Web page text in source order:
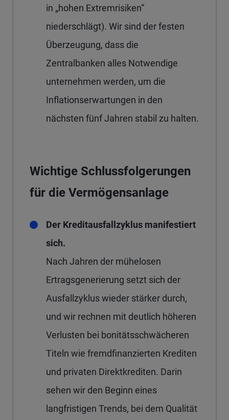
in „hohen Extremrisiken“
niederschlägt). Wir sind der festen
Überzeugung, dass die
Zentralbanken alles Notwendige
unternehmen werden, um die
Inflationserwartungen in den
nächsten fünf Jahren stabil zu halten.
Wichtige Schlussfolgerungen
für die Vermögensanlage
Der Kreditausfallzyklus manifestiert
sich.
Nach Jahren der mühelosen
Ertragsgenerierung setzt sich der
Ausfallzyklus wieder stärker durch,
und wir rechnen mit deutlich höheren
Verlusten bei bonitätsschwächeren
Titeln wie fremdfinanzierten Krediten
und privaten Direktkrediten. Darin
sehen wir den Beginn eines
langfristigen Trends, bei dem Qualität